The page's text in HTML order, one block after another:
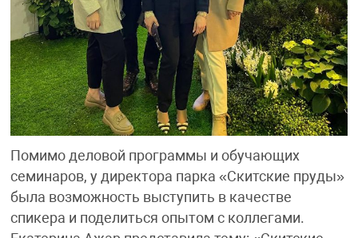
Помимо деловой программы и обучающих
семинаров, у директора парка «Скитские пруды»
была возможность выступить в качестве
спикера и поделиться опытом с коллегами.